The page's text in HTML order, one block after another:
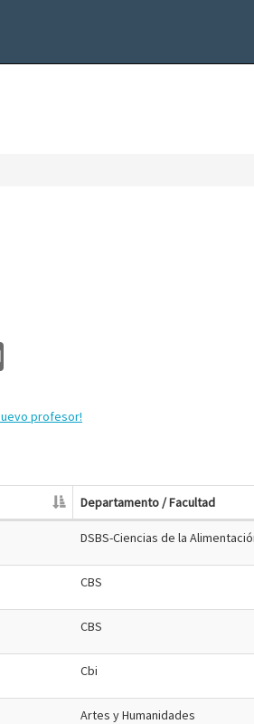
profesor!
Departamento / Facultad
DSBS-Ciencias de la
CBS
CBS
Cbi
Artes y Humanidades